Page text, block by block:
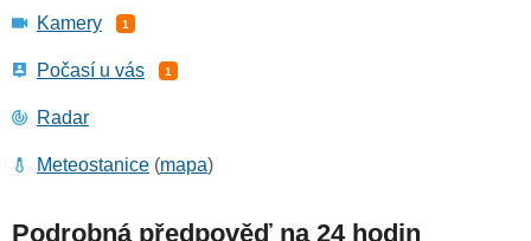
Kamery 1
Počasí u vás 1
Radar
Meteostanice (mapa)
Podrobná předpověď na 24 hodin